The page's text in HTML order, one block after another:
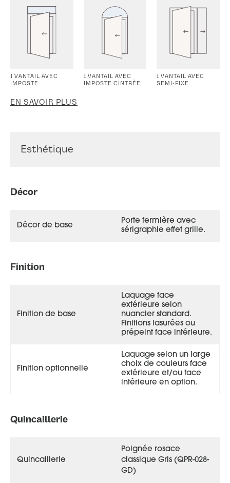
1 VANTAIL AVEC
IMPOSTE
1 VANTAIL AVEC
IMPOSTE CINTRÉE
1 VANTAIL AVEC
SEMI-FIXE
EN SAVOIR PLUS
Esthétique
Décor
Décor de base
Porte fermière avec
sérigraphie effet grille.
Finition
Finition de base
Laquage face
extérieure selon
nuancier standard.
Finitions lasurées ou
prépeint face intérieure.
Finition optionnelle
Laquage selon un large
choix de couleurs face
extérieure et/ou face
intérieure en option.
Quincaillerie
Quincaillerie
Poignée rosace
classique Gris (QPR-028-
GD)